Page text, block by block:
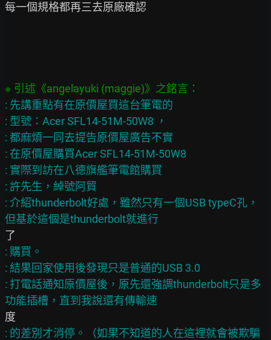
每一個規格都再三去原廠確認
: 先講重點有在原價屋買這台筆電的
: 型號：Acer SFL14-51M-50W8 ，
: 都麻煩一同去提告原價屋廣告不實
: 在原價屋購買Acer SFL14-51M-50W8
: 實際到訪在八德旗艦筆電館購買
: 許先生，綽號阿貿
: 介紹thunderbolt好處，雖然只有一個USB typeC孔，
: 購買。
: 結果回家使用後發現只是普通的USB 3.0
: 打電話通知原價屋後，原先還強調thunderbolt只是多
: 的差別才消停。（如果不知道的人在這裡就會被欺騙